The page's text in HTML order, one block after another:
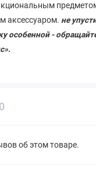
аксессуаром. не
особенной -
0
об этом товаре.